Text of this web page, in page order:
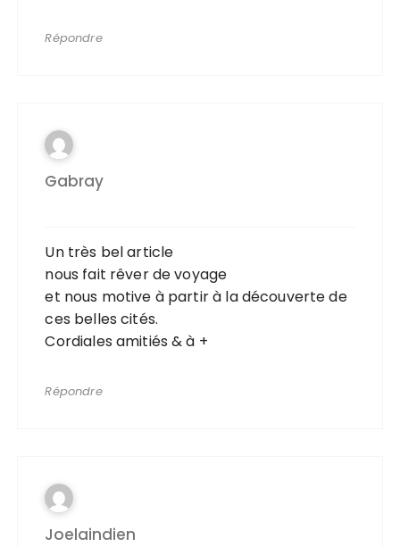
Répondre
Gabray
Un très bel article
nous fait rêver de voyage
et nous motive à partir à la découverte de
ces belles cités.
Cordiales amitiés & à +
Répondre
Joelaindien